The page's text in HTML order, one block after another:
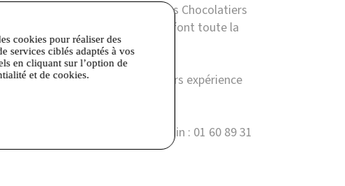
faire et la créativité des Maîtres Chocolatiers
leur chocolat si exceptionnel et font toute la
boutique LINDT est une toujours expérience
Essonnes | Contact magasin : 01 60 89 31
cookies pour réaliser des
services ciblés adaptés à vos
en cliquant sur l’option de
et de cookies.